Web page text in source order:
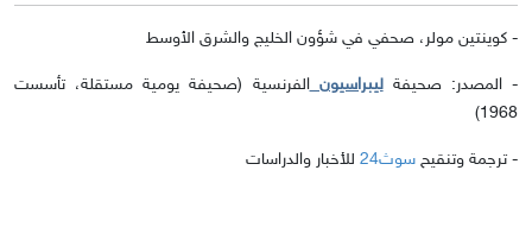
- كوينتين مولر، صحفي في شؤون الخليج والشرق الأوسط
- المصدر: صحيفةليبراسيونالفرنسية (صحيفة يومية مستقلة، تأسست
1968)
- ترجمة وتنقيح سوث24 للأخبار والدراسات